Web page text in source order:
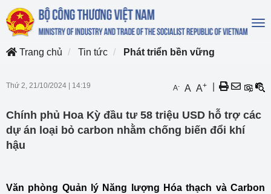
Trang chủ
Tin tức Phát triển bền vững
Thứ 2, 21/10/2024 14:19 A- A A+
Chính phủ Hoa Kỳ đầu tư 58 triệu USD hỗ trợ các
dự án loại bỏ carbon nhằm chống biến đổi khí
hậu
Văn phòng Quản lý Năng lượng Hóa thạch và Carbon